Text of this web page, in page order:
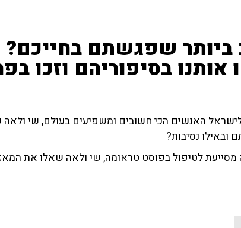
שפגשתם בחייכם?
בסיפוריהם וזכו
האנשים הכי חשובים ומשפיעים בעולם, שי
נסיבות?
מסייעת לטיפול בפוסט טראומה, שי ולאה שאלו את